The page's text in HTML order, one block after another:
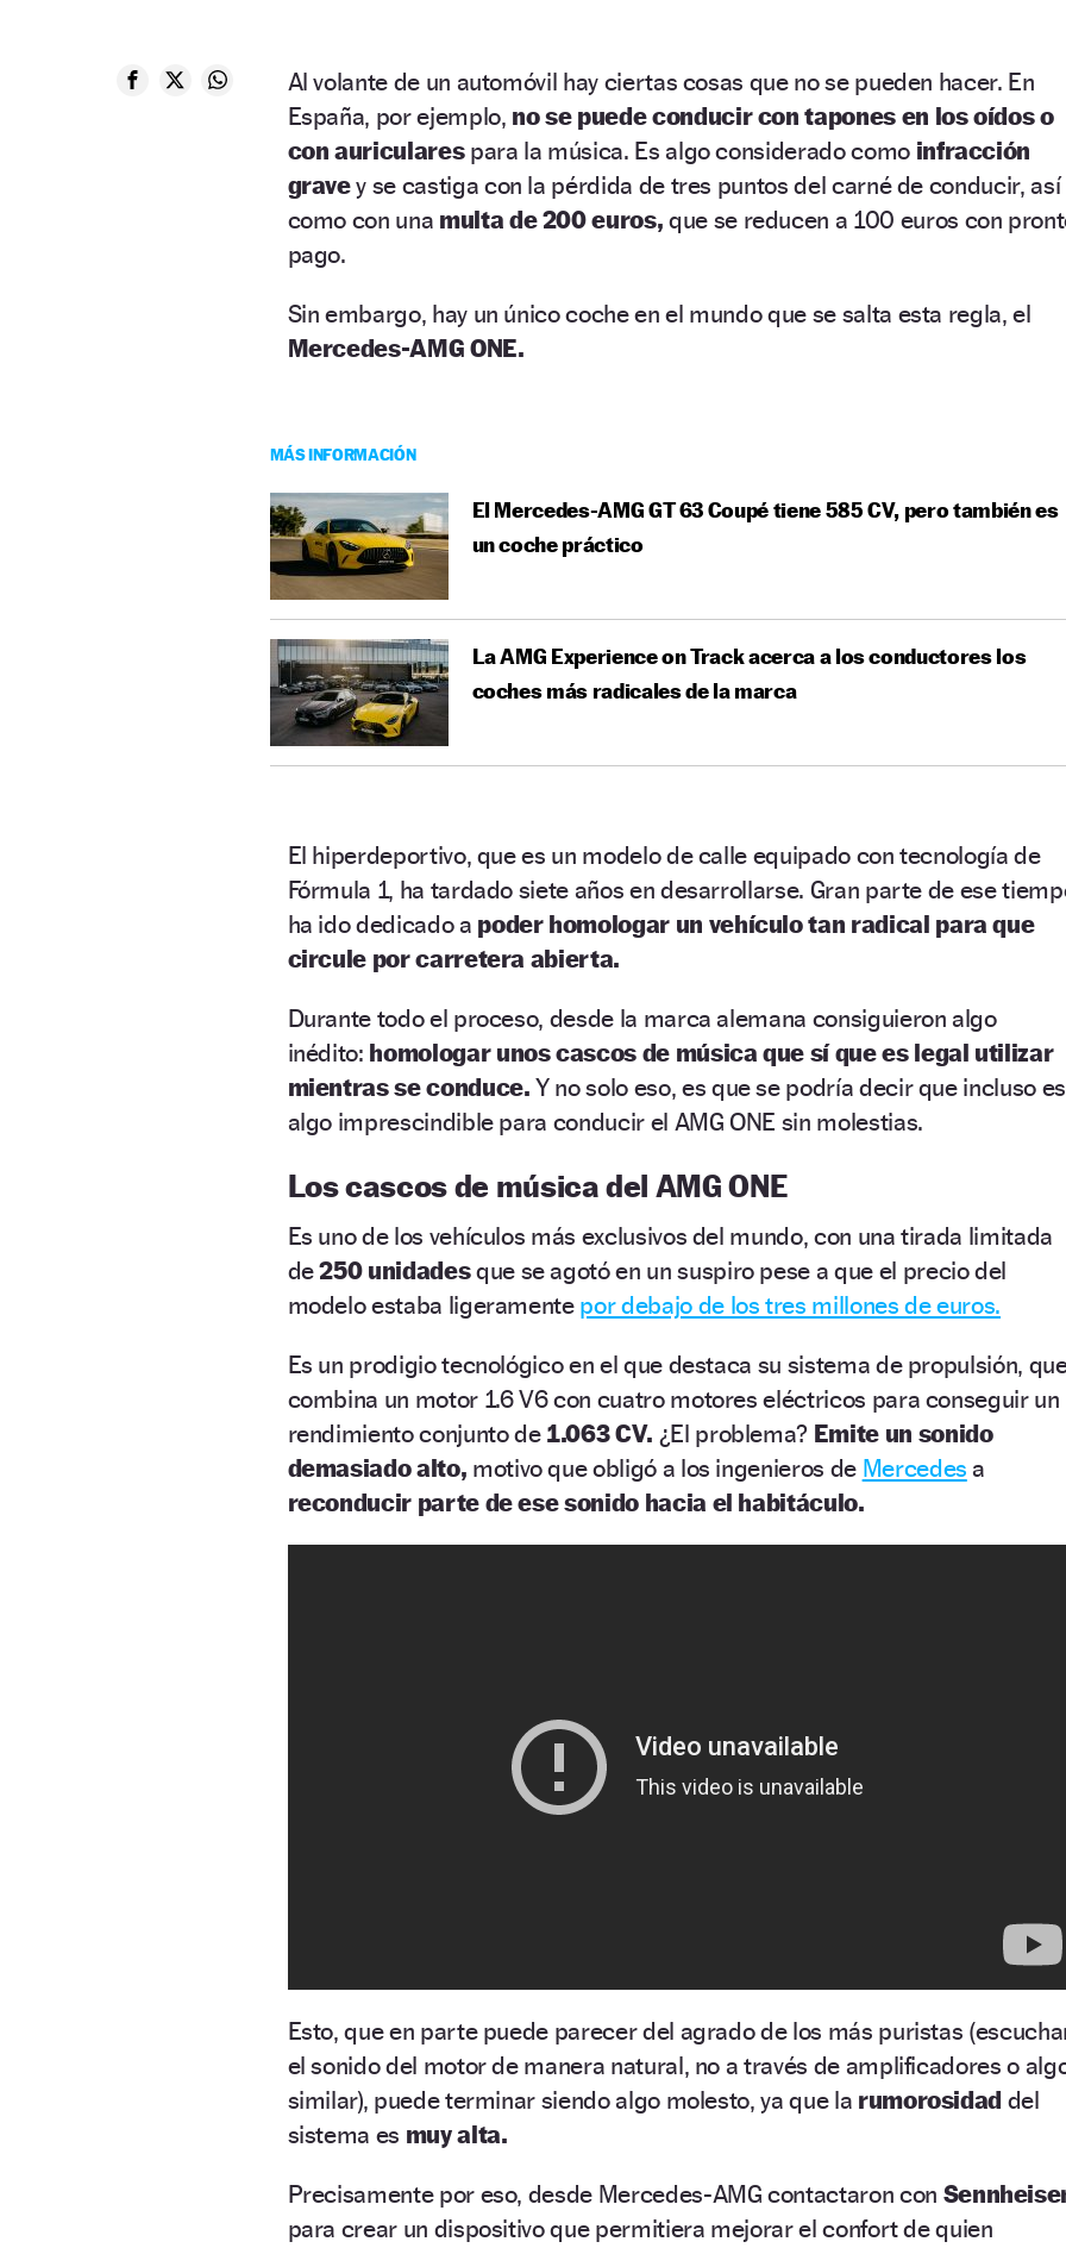
Al volante de un automóvil hay ciertas cosas que no se pueden hacer. En
España, por ejemplo, no se puede conducir con tapones en los oídos o
con auricularespara la música. Es algo considerado como infracción
gravey se castiga con la pérdida de tres puntos del carné de conducir, así
como con una multa de 200 euros, que se reducen a 100 euros con
pago.
Sin embargo, hay un único coche en el mundo que se salta esta regla, el
Mercedes-AMG ONE.
MÁS INFORMACIÓN
El Mercedes-AMG GT 63 Coupé tiene 585 CV, pero también es
un coche práctico
La AMG Experience on Track acerca a los conductores los
coches más radicales de la marca
El hiperdeportivo, que es un modelo de calle equipado con tecnología de
Fórmula 1, ha tardado siete años en desarrollarse. Gran parte de ese
ha ido dedicado a poder homologar un vehículo tan radical para que
circule por carretera abierta.
Durante todo el proceso, desde la marca alemana consiguieron algo
inédito: homologar unos cascos de música que sí que es legal utilizar
mientras se conduce. Y no solo eso, es que se podría decir que incluso es
algo imprescindible para conducir el AMG ONE sin molestias.
Los cascos de música del AMG ONE
Es uno de los vehículos más exclusivos del mundo, con una tirada limitada
de250 unidadesque se agotó en un suspiro pese a que el precio del
modelo estaba ligeramente por debajo de los tres millones de euros.
Es un prodigio tecnológico en el que destaca su sistema de propulsión,
combina un motor 1.6 V6 con cuatro motores eléctricos para conseguir un
rendimiento conjunto de 1.063 CV. ¿El problema? Emite un sonido
demasiado alto, motivo que obligó a los ingenieros de Mercedes a
reconducir parte de ese sonido hacia el habitáculo.
Esto, que en parte puede parecer del agrado de los más puristas
el sonido del motor de manera natural, no a través de amplificadores o
similar), puede terminar siendo algo molesto, ya que la rumorosidad del
sistema es muy alta.
Precisamente por eso, desde Mercedes-AMG contactaron con
para crear un dispositivo que permitiera mejorar el confort de quien